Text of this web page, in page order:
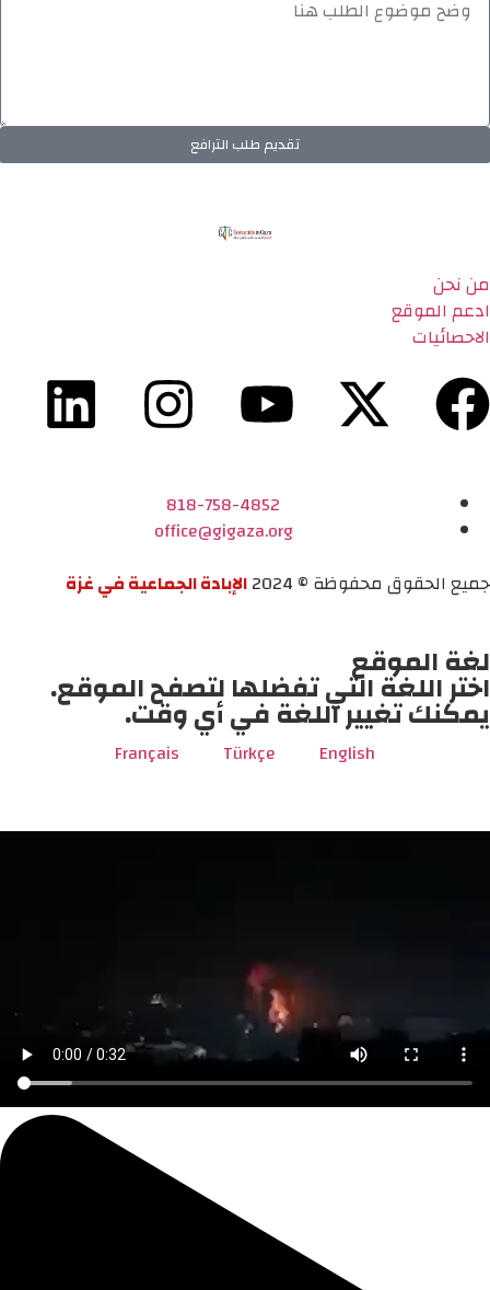
تقديم طلب الترافع
من نحن
ادعم الموقع
الاحصائيات
818-758-4852
office@gigaza.org
جميع الحقوق محفوظة © 2024
الإبادة الجماعية في غزة
لغة الموقع
اختر اللغة التي تفضلها لتصفح الموقع.
يمكنك تغيير اللغة في أي وقت.
English
Türkçe
Français